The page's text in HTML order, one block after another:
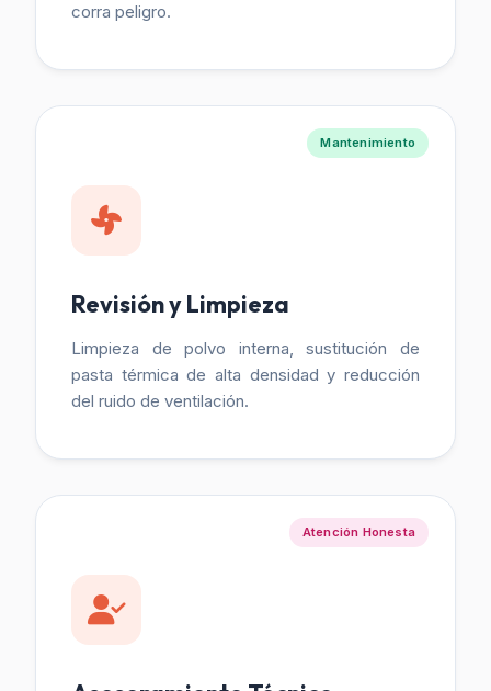
corra peligro.
Mantenimiento
Revisión y Limpieza
Limpieza de polvo interna, sustitución de
pasta térmica de alta densidad y reducción
del ruido de ventilación.
Atención Honesta